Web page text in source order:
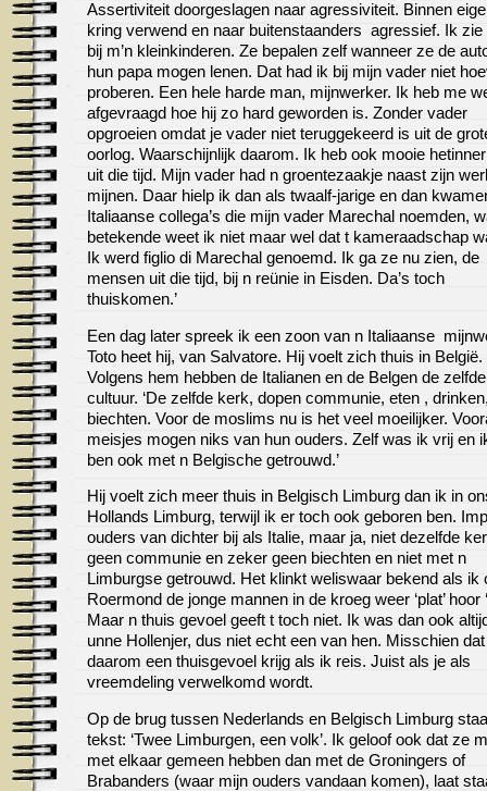
Assertiviteit doorgeslagen naar agressiviteit. Binnen
kring verwend en naar buitenstaanders agressief. Ik zie
bij m’n kleinkinderen. Ze bepalen zelf wanneer ze de
hun papa mogen lenen. Dat had ik bij mijn vader niet
proberen. Een hele harde man, mijnwerker. Ik heb me
afgevraagd hoe hij zo hard geworden is. Zonder vader
opgroeien omdat je vader niet teruggekeerd is uit de
oorlog. Waarschijnlijk daarom. Ik heb ook mooie
uit die tijd. Mijn vader had n groentezaakje naast zijn
mijnen. Daar hielp ik dan als twaalf-jarige en dan
Italiaanse collega’s die mijn vader Marechal noemden,
betekende weet ik niet maar wel dat t kameraadschap
Ik werd figlio di Marechal genoemd. Ik ga ze nu zien, de
mensen uit die tijd, bij n reünie in Eisden. Da’s toch
thuiskomen.’
Een dag later spreek ik een zoon van n Italiaanse
Toto heet hij, van Salvatore. Hij voelt zich thuis in België.
Volgens hem hebben de Italianen en de Belgen de zelfde
cultuur. ‘De zelfde kerk, dopen communie, eten ,
biechten. Voor de moslims nu is het veel moeilijker.
meisjes mogen niks van hun ouders. Zelf was ik vrij en
ben ook met n Belgische getrouwd.’
Hij voelt zich meer thuis in Belgisch Limburg dan ik in
Hollands Limburg, terwijl ik er toch ook geboren ben.
ouders van dichter bij als Italie, maar ja, niet dezelfde
geen communie en zeker geen biechten en niet met n
Limburgse getrouwd. Het klinkt weliswaar bekend als ik
Roermond de jonge mannen in de kroeg weer ‘plat’ hoor
Maar n thuis gevoel geeft t toch niet. Ik was dan ook
unne Hollenjer, dus niet echt een van hen. Misschien
daarom een thuisgevoel krijg als ik reis. Juist als je als
vreemdeling verwelkomd wordt.
Op de brug tussen Nederlands en Belgisch Limburg
tekst: ‘Twee Limburgen, een volk’. Ik geloof ook dat ze
met elkaar gemeen hebben dan met de Groningers of
Brabanders (waar mijn ouders vandaan komen), laat